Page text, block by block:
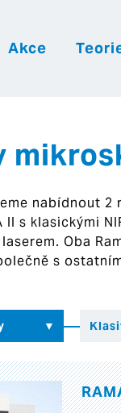
Akce
nabídnout
II s klasickými
laserem. Oba
s